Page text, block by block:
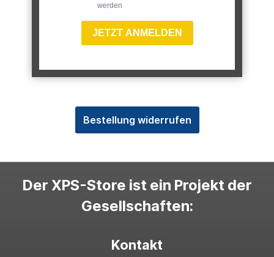
werden
JETZT ANMELDEN
Bestellung widerrufen
Der XPS-Store ist ein Projekt der
Gesellschaften:
Kontakt